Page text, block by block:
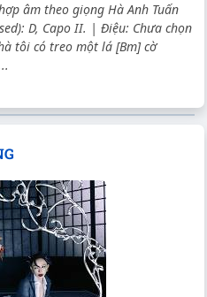
hợp âm theo giọng Hà Anh Tuấn
D, Capo II. | Điệu: Chưa chọn
tôi có treo một lá [Bm] cờ